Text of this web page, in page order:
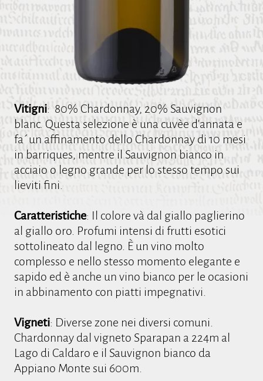
Vitigni: 80% Chardonnay, 20% Sauvignon
blanc. Questa selezione è una cuvèe d'annata e
fa´un affinamento dello Chardonnay di 10 mesi
in barriques, mentre il Sauvignon bianco in
acciaio o legno grande per lo stesso tempo sui
lieviti fini.
Caratteristiche: Il colore và dal giallo paglierino
al giallo oro. Profumi intensi di frutti esotici
sottolineato dal legno. È un vino molto
complesso e nello stesso momento elegante e
sapido ed è anche un vino bianco per le ocasioni
in abbinamento con piatti impegnativi.
Vigneti: Diverse zone nei diversi comuni.
Chardonnay dal vigneto Sparapan a 224m al
Lago di Caldaro e il Sauvignon bianco da
Appiano Monte sui 600m.